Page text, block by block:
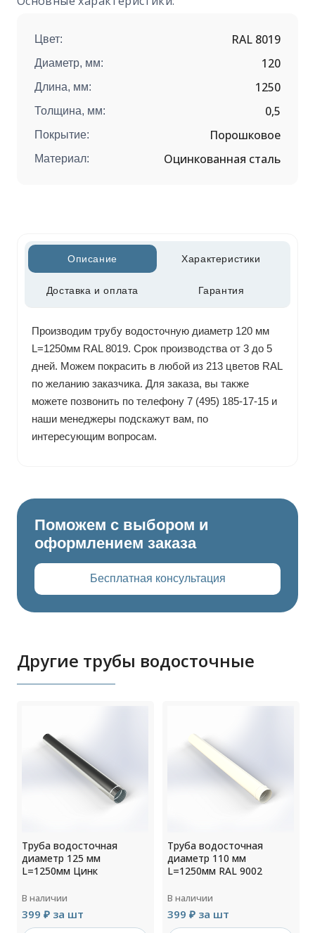
Цвет: RAL 8019
Диаметр, мм: 120
Длина, мм: 1250
Толщина, мм: 0,5
Покрытие: Порошковое
Материал: Оцинкованная сталь
Описание Характеристики
Доставка и оплата Гарантия
Производим трубу водосточную диаметр 120 мм
L=1250мм RAL 8019. Срок производства от 3 до 5
дней. Можем покрасить в любой из 213 цветов RAL
по желанию заказчика. Для заказа, вы также
можете позвонить по телефону 7 (495) 185-17-15 и
наши менеджеры подскажут вам, по
интересующим вопросам.
Поможем с выбором и
оформлением заказа
Бесплатная консультация
Другие трубы водосточные
Труба водосточная
диаметр 125 мм
L=1250мм Цинк
В наличии
399 ₽ за шт
Труба водосточная
диаметр 110 мм
L=1250мм RAL 9002
В наличии
399 ₽ за шт